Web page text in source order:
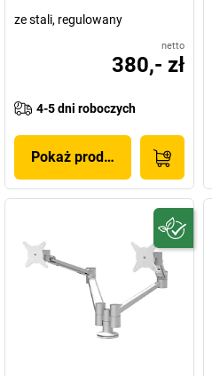
ze stali, regulowany
netto
380,- zł
4-5 dni roboczych
Pokaż produkt